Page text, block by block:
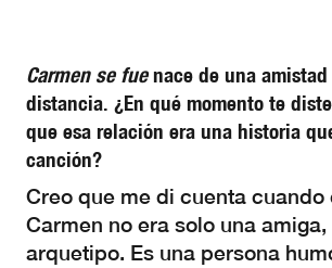
Carmen se fuenace de una
distancia. ¿En qué momento te
que esa relación era una historia
canción?
Creo que me di cuenta cuando
Carmen no era solo una
arquetipo. Es una persona